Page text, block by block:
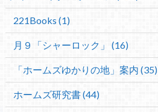
221Books (1)
月９「シャーロック」 (16)
「ホームズゆかりの地」案内 (35)
ホームズ研究書 (44)